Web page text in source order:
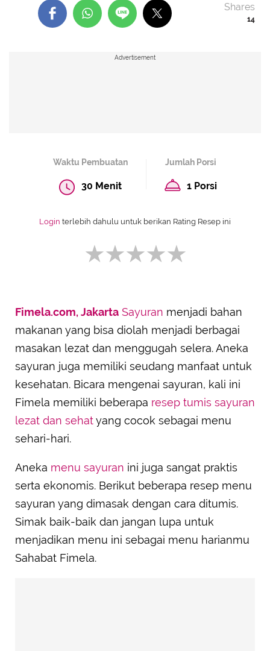
14
Shares
Advertisement
Waktu Pembuatan
30 Menit
Jumlah Porsi
1 Porsi
Login terlebih dahulu untuk berikan Rating Resep ini
SUBMIT REVIEW
Fimela.com, Jakarta Sayuran menjadi bahan
makanan yang bisa diolah menjadi berbagai
masakan lezat dan menggugah selera. Aneka
sayuran juga memiliki seudang manfaat untuk
kesehatan. Bicara mengenai sayuran, kali ini
Fimela memiliki beberapa resep tumis sayuran
lezat dan sehatyang cocok sebagai menu
sehari-hari.
Aneka menu sayuran ini juga sangat praktis
serta ekonomis. Berikut beberapa resep menu
sayuran yang dimasak dengan cara ditumis.
Simak baik-baik dan jangan lupa untuk
menjadikan menu ini sebagai menu harianmu
Sahabat Fimela.